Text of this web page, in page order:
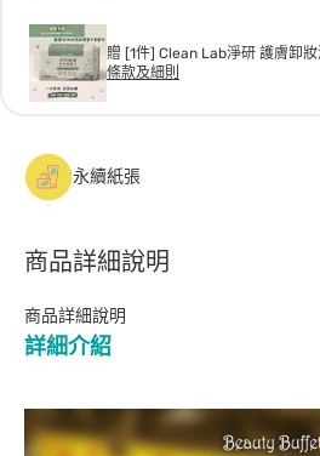
贈 [1件] Clean Lab淨研 護膚卸
條款及細則
永續紙張
商品詳細說明
商品詳細說明
詳細介紹